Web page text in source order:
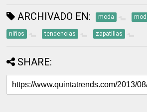
ARCHIVADO EN: moda
niños tendencias zapatillas
SHARE: